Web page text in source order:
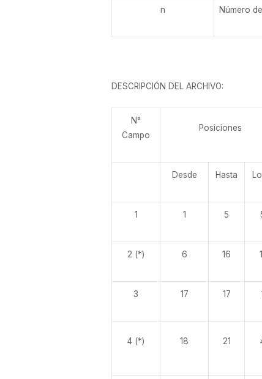
n Número
DESCRIPCIÓN DEL ARCHIVO:
N°
Campo
Posiciones
Desde Hasta
1 1 5
2 (*) 6 16
3 17 17
4 (*) 18 21